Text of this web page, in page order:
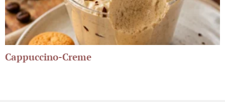
Cappuccino-Creme